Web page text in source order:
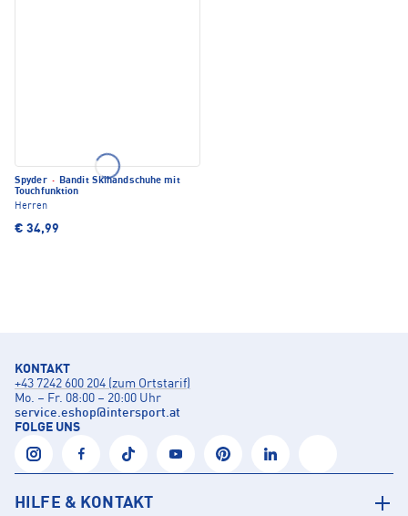
Spyder · Bandit Skihandschuhe mit
Touchfunktion
Herren
€ 34,99
KONTAKT
+43 7242 600 204 (zum Ortstarif)
Mo. – Fr. 08:00 – 20:00 Uhr
service.eshop@intersport.at
FOLGE UNS
HILFE & KONTAKT